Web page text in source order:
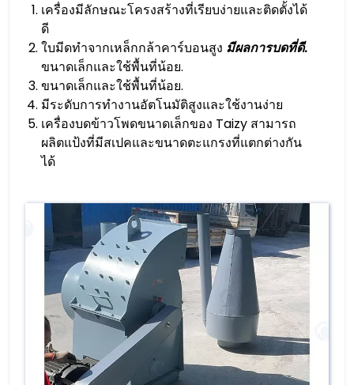
เครื่องมีลักษณะโครงสร้างที่เรียบง่ายและติดตั้งได้
ดี
ใบมีดทำจากเหล็กกล้าคาร์บอนสูง มีผลการบดที่ดี.
ขนาดเล็กและใช้พื้นที่น้อย.
ขนาดเล็กและใช้พื้นที่น้อย.
มีระดับการทำงานอัตโนมัติสูงและใช้งานง่าย
เครื่องบดข้าวโพดขนาดเล็กของ Taizy สามารถ
ผลิตแป้งที่มีสเปคและขนาดตะแกรงที่แตกต่างกัน
ได้